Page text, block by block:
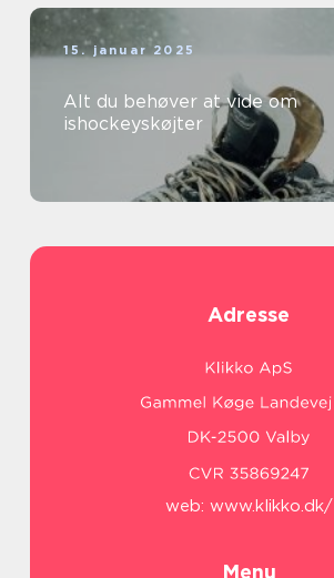
15. januar 2025
Alt du behøver at vide om
ishockeyskøjter
Adresse
web: www.klikko.dk/
Menu